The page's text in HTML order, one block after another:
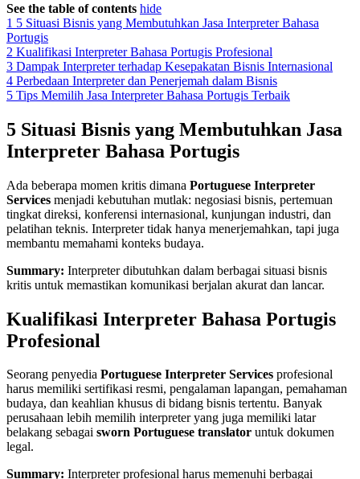
See the table of contents hide
1 5 Situasi Bisnis yang Membutuhkan Jasa Interpreter Bahasa
Portugis
2 Kualifikasi Interpreter Bahasa Portugis Profesional
3 Dampak Interpreter terhadap Kesepakatan Bisnis Internasional
4 Perbedaan Interpreter dan Penerjemah dalam Bisnis
5 Tips Memilih Jasa Interpreter Bahasa Portugis Terbaik
5 Situasi Bisnis yang Membutuhkan Jasa
Interpreter Bahasa Portugis
Ada beberapa momen kritis dimana Portuguese Interpreter
Services menjadi kebutuhan mutlak: negosiasi bisnis, pertemuan
tingkat direksi, konferensi internasional, kunjungan industri, dan
pelatihan teknis. Interpreter tidak hanya menerjemahkan, tapi juga
membantu memahami konteks budaya.
Summary: Interpreter dibutuhkan dalam berbagai situasi bisnis
kritis untuk memastikan komunikasi berjalan akurat dan lancar.
Kualifikasi Interpreter Bahasa Portugis
Profesional
Seorang penyedia Portuguese Interpreter Services profesional
harus memiliki sertifikasi resmi, pengalaman lapangan, pemahaman
budaya, dan keahlian khusus di bidang bisnis tertentu. Banyak
perusahaan lebih memilih interpreter yang juga memiliki latar
belakang sebagai sworn Portuguese translator untuk dokumen
legal.
Summary: Interpreter profesional harus memenuhi berbagai